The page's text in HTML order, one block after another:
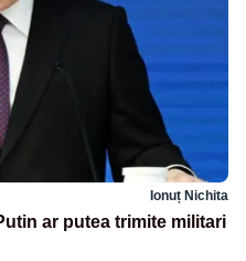
Ionuț Nichita
ar putea trimite militari